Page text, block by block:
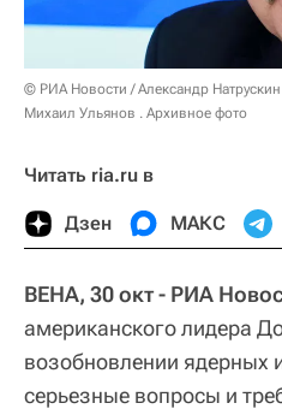
© РИА Новости / Александр Натрускин
Михаил Ульянов . Архивное фото
Читать ria.ru в
Дзен МАКС
ВЕНА, 30 окт - РИА
американского лидера
возобновлении ядерных
серьезные вопросы и